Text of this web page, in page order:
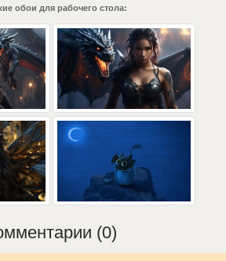
обои для рабочего стола:
(0)